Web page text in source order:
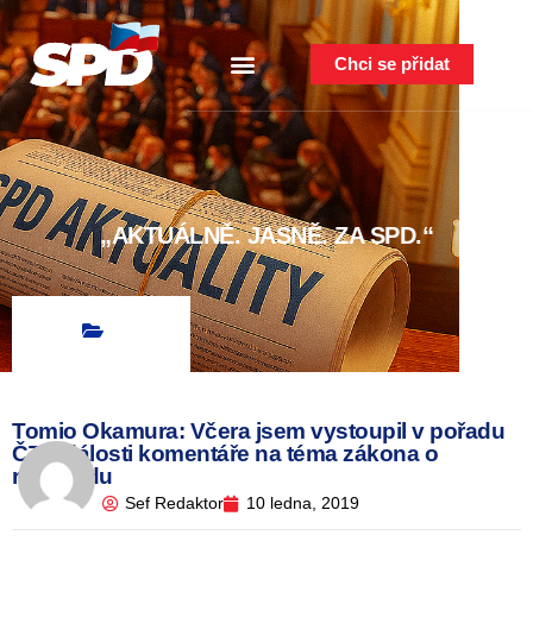
Chci se přidat
„AKTUÁLNĚ. JASNĚ. ZA SPD.“
Tomio Okamura: Včera jsem vystoupil v pořadu
ČT Události komentáře na téma zákona o
referendu
Sef Redaktor 10 ledna, 2019